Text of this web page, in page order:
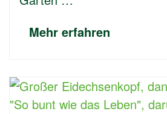
Mehr erfahren